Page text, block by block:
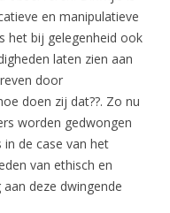
en manipulatieve
het bij gelegenheid ook
laten zien aan
door
doen zij dat??. Zo nu
worden gedwongen
de case van het
van ethisch en
deze dwingende